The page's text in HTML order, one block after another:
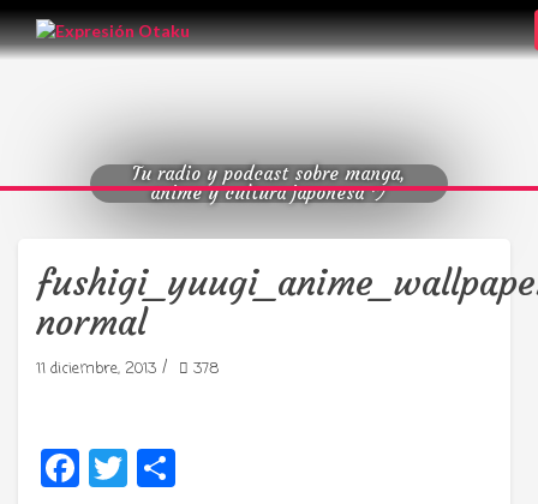
Tu radio y podcast sobre manga,
anime y cultura japonesa ツ
normal
11 diciembre, 2013 / 378
Facebook
Twitter